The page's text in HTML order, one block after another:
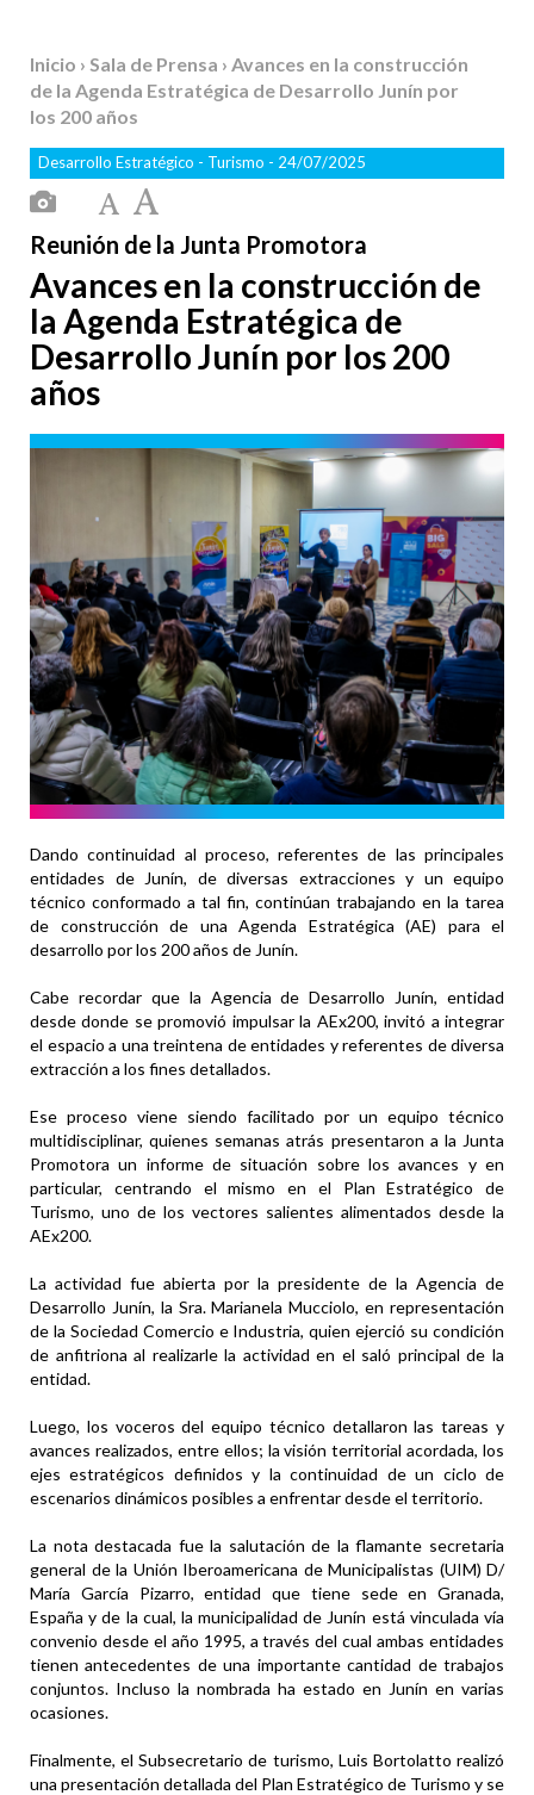
Inicio › Sala de Prensa › Avances en la construcción
de la Agenda Estratégica de Desarrollo Junín por
los 200 años
Desarrollo Estratégico - Turismo - 24/07/2025
Reunión de la Junta Promotora
Avances en la construcción de
la Agenda Estratégica de
Desarrollo Junín por los 200
años
Dando continuidad al proceso, referentes de las principales
entidades de Junín, de diversas extracciones y un equipo
técnico conformado a tal fin, continúan trabajando en la tarea
de construcción de una Agenda Estratégica (AE) para el
desarrollo por los 200 años de Junín.
Cabe recordar que la Agencia de Desarrollo Junín, entidad
desde donde se promovió impulsar la AEx200, invitó a integrar
el espacio a una treintena de entidades y referentes de diversa
extracción a los fines detallados.
Ese proceso viene siendo facilitado por un equipo técnico
multidisciplinar, quienes semanas atrás presentaron a la Junta
Promotora un informe de situación sobre los avances y en
particular, centrando el mismo en el Plan Estratégico de
Turismo, uno de los vectores salientes alimentados desde la
AEx200.
La actividad fue abierta por la presidente de la Agencia de
Desarrollo Junín, la Sra. Marianela Mucciolo, en representación
de la Sociedad Comercio e Industria, quien ejerció su condición
de anfitriona al realizarle la actividad en el saló principal de la
entidad.
Luego, los voceros del equipo técnico detallaron las tareas y
avances realizados, entre ellos; la visión territorial acordada, los
ejes estratégicos definidos y la continuidad de un ciclo de
escenarios dinámicos posibles a enfrentar desde el territorio.
La nota destacada fue la salutación de la flamante secretaria
general de la Unión Iberoamericana de Municipalistas (UIM) D/
María García Pizarro, entidad que tiene sede en Granada,
España y de la cual, la municipalidad de Junín está vinculada vía
convenio desde el año 1995, a través del cual ambas entidades
tienen antecedentes de una importante cantidad de trabajos
conjuntos. Incluso la nombrada ha estado en Junín en varias
ocasiones.
Finalmente, el Subsecretario de turismo, Luis Bortolatto realizó
una presentación detallada del Plan Estratégico de Turismo y se